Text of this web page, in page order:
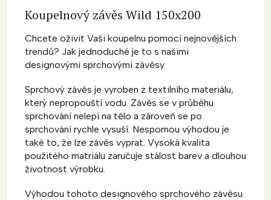
Koupelnový závěs Wild 150x200
Chcete oživit Vaši koupelnu pomocí nejnovějších
trendů? Jak jednoduché je to s našimi
designovými sprchovými závěsy.
Sprchový závěs je vyroben z textilního materiálu,
který nepropouští vodu. Závěs se v průběhu
sprchování nelepí na tělo a zároveň se po
sprchování rychle vysuší. Nespornou výhodou je
také to, že lze závěs vyprat. Vysoká kvalita
použitého matriálu zaručuje stálost barev a dlouhou
životnost výrobku.
Výhodou tohoto designového sprchového závěsu